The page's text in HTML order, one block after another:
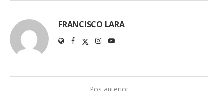
FRANCISCO LARA
Pos anterior